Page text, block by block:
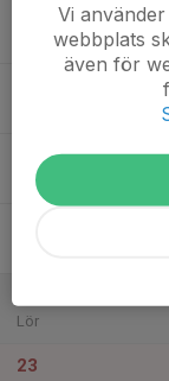
Tor
Lör
23
Vi
webbplats
även för